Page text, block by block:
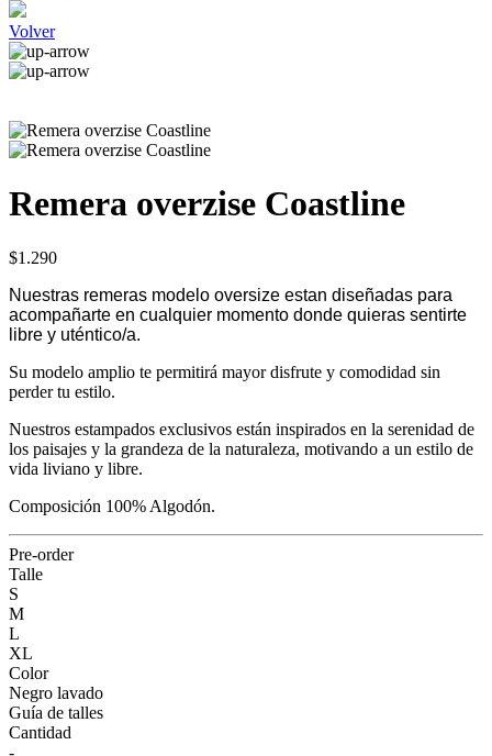
Volver
Remera overzise Coastline
$1.290
Nuestras remeras modelo oversize estan diseñadas para
acompañarte en cualquier momento donde quieras sentirte
libre y uténtico/a.
Su modelo amplio te permitirá mayor disfrute y comodidad sin
perder tu estilo.
Nuestros estampados exclusivos están inspirados en la serenidad de
los paisajes y la grandeza de la naturaleza, motivando a un estilo de
vida liviano y libre.
Composición 100% Algodón.
Pre-order
Talle
S
M
L
XL
Color
Negro lavado
Guía de talles
Cantidad
-